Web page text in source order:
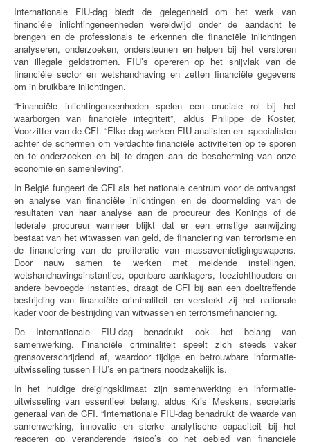
Internationale FIU-dag biedt de gelegenheid om het werk van
financiële inlichtingeneenheden wereldwijd onder de aandacht te
brengen en de professionals te erkennen die financiële inlichtingen
analyseren, onderzoeken, ondersteunen en helpen bij het verstoren
van illegale geldstromen. FIU’s opereren op het snijvlak van de
financiële sector en wetshandhaving en zetten financiële gegevens
om in bruikbare inlichtingen.
“Financiële inlichtingeneenheden spelen een cruciale rol bij het
waarborgen van financiële integriteit”, aldus Philippe de Koster,
Voorzitter van de CFI. “Elke dag werken FIU-analisten en -specialisten
achter de schermen om verdachte financiële activiteiten op te sporen
en te onderzoeken en bij te dragen aan de bescherming van onze
economie en samenleving”.
In België fungeert de CFI als het nationale centrum voor de ontvangst
en analyse van financiële inlichtingen en de doormelding van de
resultaten van haar analyse aan de procureur des Konings of de
federale procureur wanneer blijkt dat er een ernstige aanwijzing
bestaat van het witwassen van geld, de financiering van terrorisme en
de financiering van de proliferatie van massavernietigingswapens.
Door nauw samen te werken met meldende instellingen,
wetshandhavingsinstanties, openbare aanklagers, toezichthouders en
andere bevoegde instanties, draagt de CFI bij aan een doeltreffende
bestrijding van financiële criminaliteit en versterkt zij het nationale
kader voor de bestrijding van witwassen en terrorismefinanciering.
De Internationale FIU-dag benadrukt ook het belang van
samenwerking. Financiële criminaliteit speelt zich steeds vaker
grensoverschrijdend af, waardoor tijdige en betrouwbare informatie-
uitwisseling tussen FIU’s en partners noodzakelijk is.
In het huidige dreigingsklimaat zijn samenwerking en informatie-
uitwisseling van essentieel belang, aldus Kris Meskens, secretaris
generaal van de CFI. “Internationale FIU-dag benadrukt de waarde van
samenwerking, innovatie en sterke analytische capaciteit bij het
reageren op veranderende risico’s op het gebied van financiële